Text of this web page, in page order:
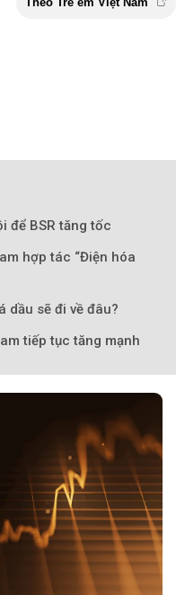
để BSR tăng tốc
hợp tác “Điện hóa
dầu sẽ đi về đâu?
tiếp tục tăng mạnh